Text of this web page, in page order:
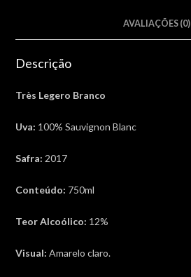
AVALIAÇÕES (0)
Descrição
Très Legero Branco
Uva: 100% Sauvignon Blanc
Safra: 2017
Conteúdo: 750ml
Teor Alcoólico: 12%
Visual: Amarelo claro.